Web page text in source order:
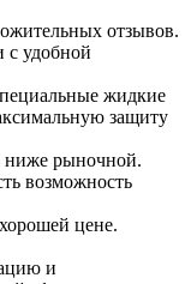
отзывов.
с удобной
жидкие
защиту
ниже рыночной.
возможность
цене.
и